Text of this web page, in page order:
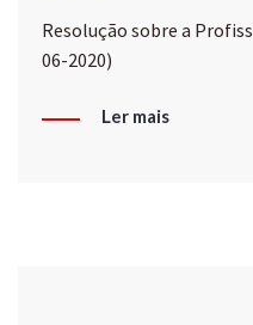
Resolução sobre a
06-2020)
Ler mais